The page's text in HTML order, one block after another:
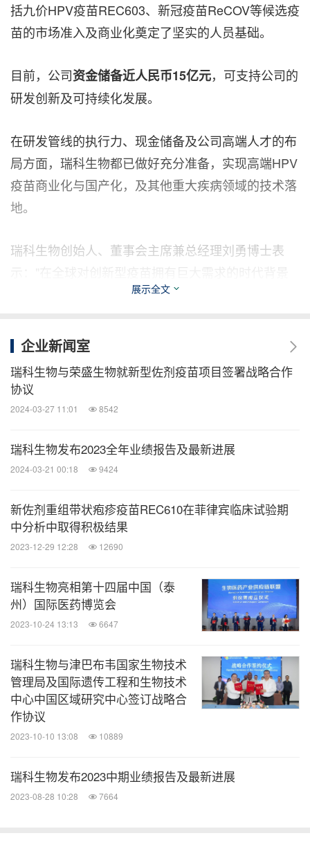
括九价HPV疫苗REC603、新冠疫苗ReCOV等候选疫
苗的市场准入及商业化奠定了坚实的人员基础。
目前，公司资金储备近人民币15亿元，可支持公司的
研发创新及可持续化发展。
在研发管线的执行力、现金储备及公司高端人才的布
局方面，瑞科生物都已做好充分准备，实现高端HPV
疫苗商业化与国产化，及其他重大疾病领域的技术落
地。
瑞科生物创始人、董事会主席兼总经理刘勇博士表
下，我们将通过持续创新及在国际范围内开展合作，
研发到商业化的全价值链创新，为股东和投资人创造
关于瑞科生物
瑞科生物成立于2012年，是一家以自主研发技术为核
心驱动力的创新型疫苗公司，致力于打造覆盖研发、
持"创制一流疫苗，守护人类健康"的使命，凭借由新
型佐剂、蛋白工程、免疫评价、mRNA等核心技术平
炎、带状疱疹、成人结核病、手足口病以及流感等具
有重大负担的疾病领域，目前已建立由12款具有自主
知识产权候选疫苗组成的高价值产品管线，以应对远
ww.recbio.cn/
前瞻性说明
本状况、战略和业务有关的预测、估计、预测、目
标、意见、前景、结果、回报和前瞻性陈述，这些可
展示全文
企业新闻室
瑞科生物与荣盛生物就新型佐剂疫苗项目签署战略合作
协议
2024-03-27 11:01 8542
瑞科生物发布2023全年业绩报告及最新进展
2024-03-21 00:18 9424
新佐剂重组带状疱疹疫苗REC610在菲律宾临床试验期
中分析中取得积极结果
2023-12-29 12:28 12690
瑞科生物亮相第十四届中国（泰
州）国际医药博览会
2023-10-24 13:13 6647
瑞科生物与津巴布韦国家生物技术
管理局及国际遗传工程和生物技术
中心中国区域研究中心签订战略合
作协议
2023-10-10 13:08 10889
瑞科生物发布2023中期业绩报告及最新进展
2023-08-28 10:28 7664